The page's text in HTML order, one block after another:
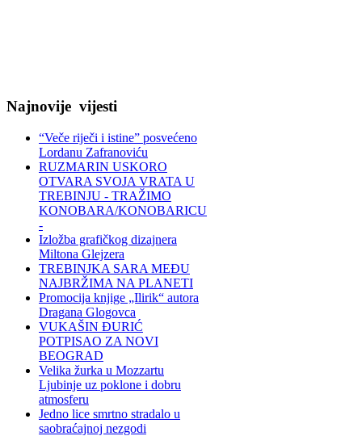
Najnovije vijesti
“Veče riječi i istine” posvećeno
Lordanu Zafranoviću
RUZMARIN USKORO
OTVARA SVOJA VRATA U
TREBINJU - TRAŽIMO
KONOBARA/KONOBARICU
-
Izložba grafičkog dizajnera
Miltona Glejzera
TREBINЈKA SARA MEĐU
NAJBRŽIMA NA PLANETI
Promocija knjige „Ilirik“ autora
Dragana Glogovca
VUKAŠIN ĐURIĆ
POTPISAO ZA NOVI
BEOGRAD
Velika žurka u Mozzartu
Ljubinje uz poklone i dobru
atmosferu
Jedno lice smrtno stradalo u
saobraćajnoj nezgodi